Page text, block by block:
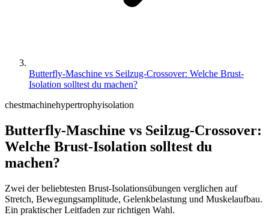
Butterfly-Maschine vs Seilzug-Crossover: Welche Brust-
Isolation solltest du machen?
chestmachinehypertrophyisolation
Butterfly-Maschine vs Seilzug-Crossover:
Welche Brust-Isolation solltest du
machen?
Zwei der beliebtesten Brust-Isolationsübungen verglichen auf
Stretch, Bewegungsamplitude, Gelenkbelastung und Muskelaufbau.
Ein praktischer Leitfaden zur richtigen Wahl.